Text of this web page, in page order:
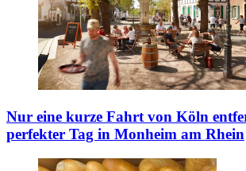
Nur eine kurze Fahrt von Köln
perfekter Tag in Monheim am Rhein